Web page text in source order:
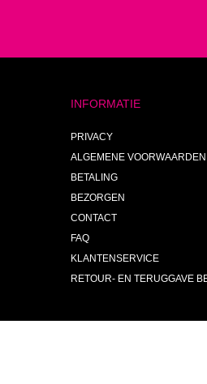
INFORMATIE
PRIVACY
ALGEMENE VOORWAARDEN
BETALING
BEZORGEN
CONTACT
FAQ
KLANTENSERVICE
RETOUR- EN TERUGGAVE